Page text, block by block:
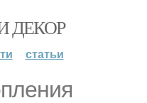
ДЕКОР
статьи